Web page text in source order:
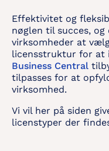
Effektivitet og
nøglen til succes,
virksomheder at
licensstruktur for at
Business Central
tilpasses for at
virksomhed.
Vi vil her på siden
licenstyper der